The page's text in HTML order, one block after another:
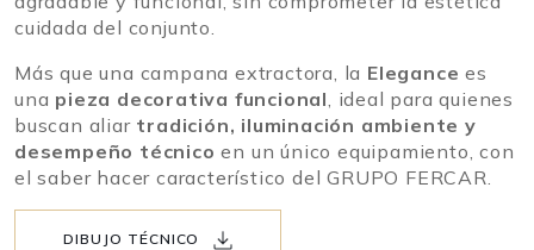
cuidada del conjunto.
Más que una campana extractora, la Elegance es
una pieza decorativa funcional, ideal para quienes
buscan aliar tradición, iluminación ambiente y
desempeño técnico en un único equipamiento, con
el saber hacer característico del GRUPO FERCAR.
DIBUJO TÉCNICO